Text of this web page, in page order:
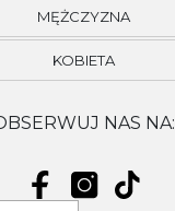
MĘŻCZYZNA
KOBIETA
NAS NA: